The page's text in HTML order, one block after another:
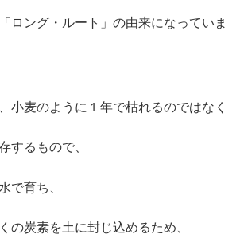
ロング・ルート」の由来になっていま
小麦のように１年で枯れるのではなく
するもので、
で育ち、
の炭素を土に封じ込めるため、